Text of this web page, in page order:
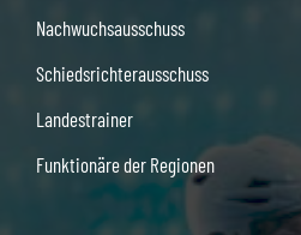
Nachwuchsausschuss
Schiedsrichterausschuss
Landestrainer
Funktionäre der Regionen